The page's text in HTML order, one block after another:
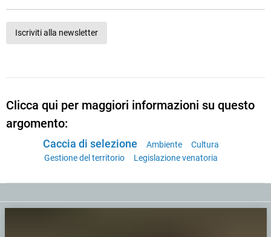
Iscriviti alla newsletter
Clicca qui per maggiori informazioni su questo
argomento:
Caccia di selezione Ambiente
Cultura
Gestione del territorio
Legislazione venatoria